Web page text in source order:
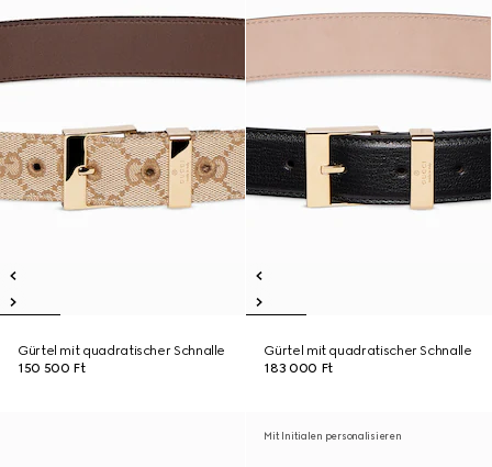
Gürtel mit quadratischer Schnalle
150 500 Ft
Gürtel mit quadratischer Schnalle
183 000 Ft
Mit Initialen personalisieren